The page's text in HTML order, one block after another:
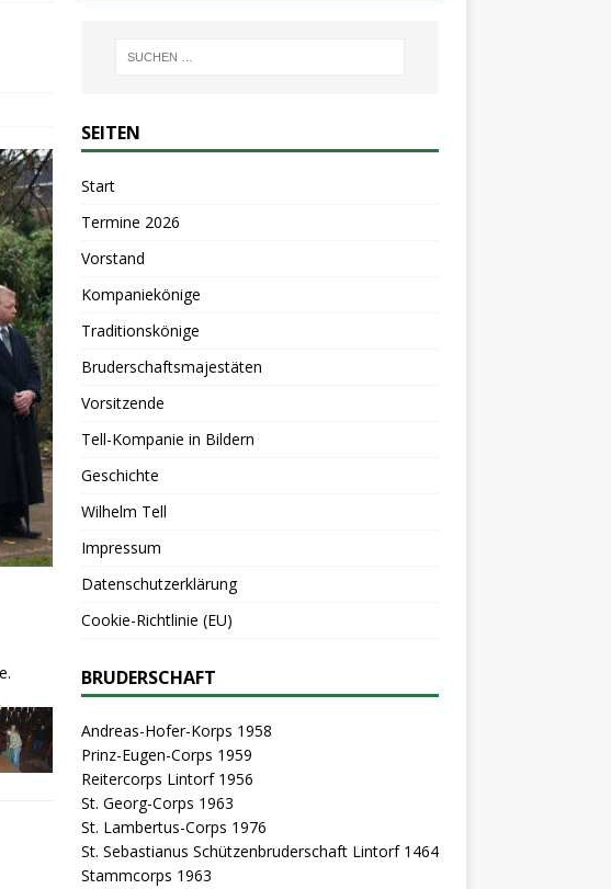
SEITEN
Start
Termine 2026
Vorstand
Kompaniekönige
Traditionskönige
Bruderschaftsmajestäten
Vorsitzende
Tell-Kompanie in Bildern
Geschichte
Wilhelm Tell
Impressum
Datenschutzerklärung
Cookie-Richtlinie (EU)
BRUDERSCHAFT
Andreas-Hofer-Korps 1958
Prinz-Eugen-Corps 1959
Reitercorps Lintorf 1956
St. Georg-Corps 1963
St. Lambertus-Corps 1976
St. Sebastianus Schützenbruderschaft Lintorf 1464
Stammcorps 1963